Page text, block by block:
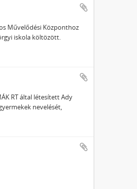
Művelődési Központhoz
iskola költözött.
RT által létesített Ady
nevelését,